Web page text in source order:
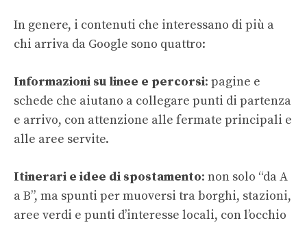
In genere, i contenuti che interessano di più a
chi arriva da Google sono quattro:
Informazioni su linee e percorsi: pagine e
schede che aiutano a collegare punti di partenza
e arrivo, con attenzione alle fermate principali e
alle aree servite.
Itinerari e idee di spostamento: non solo “da A
a B”, ma spunti per muoversi tra borghi, stazioni,
aree verdi e punti d’interesse locali, con l’occhio